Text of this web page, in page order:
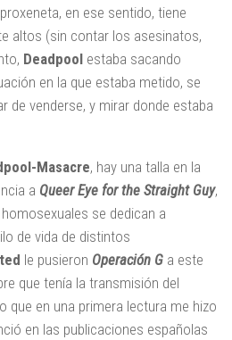
en ese sentido, tiene
altos (sin contar los asesinatos,
Deadpool estaba sacando
en la que estaba metido, se
de venderse, y mirar donde estaba
Masacre, hay una talla en la
a Queer Eye for the Straight Guy,
se dedican a
de vida de distintos
le pusieron Operación G a este
que tenía la transmisión del
que en una primera lectura me hizo
en las publicaciones españolas